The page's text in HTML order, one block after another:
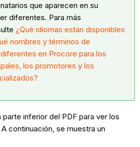
que aparecen en su
diferentes. Para más
¿Qué idiomas están disponibles
nombres y términos de
en Procore para los
los promotores y los
inferior del PDF para ver los
continuación, se muestra un